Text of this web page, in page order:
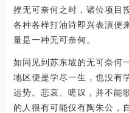
挫无可奈何之时，诸位项目
各种各样打油诗即兴表演便
量是一种无可奈何。
如同见到苏东坡的无可奈何
地区便是学尽一生，也没有
运势。悲哀、嗟叹，并不能
的人很有可能仅有陶朱公，